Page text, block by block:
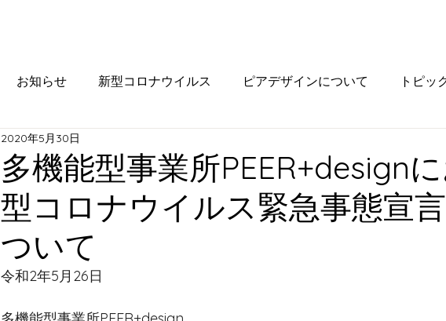
お知らせ 新型コロナウイルス ピアデザインについて トピッ
多機能型事業所PEER+design
型コロナウイルス緊急事態宣
ついて
2020年5月30日
令和2年5月26日